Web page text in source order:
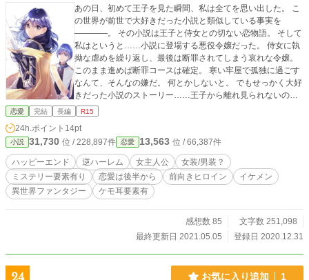
あの日、初めて王子を見た瞬間、私は全てを思い出した。 こ
の世界が前世で大好きだった小説と類似している事実を
————。 その小説は王子と侍女との切ない恋物語。 そして
私はというと……小説に登場する悪役令嬢だった。 侍女に執
拗な虐めを繰り返し、最後は断罪されてしまう哀れな令嬢。
このまま進めば断罪コースは確定。 寒い牢屋で孤独に過ごす
なんて、そんなの嫌だ。 何とかしないと。 でもせっかく大好
きだった小説のストーリー……王子から離れ見られないのは
悲しい。 そう思い飛び出した言葉が、王子の護衛騎士へ志願
の騎士がいないこの世界で、初の女騎士になるべく奮闘して
いきます。 そんな小説の世界に転生した令嬢の恋物語。 ●表
紙イラスト:San+様(Twitterアカウント@San_plus_) ●毎日21
時更新(サクサク進みます) ●全四部構成:133話完結+おまけ(20
21年4月2日 21時完結) (第一章16話完結/第二章44話完結/第
三章78話完結/第四章133話で完結)。
恋愛 完結 長編 R15
24h.ポイント 14pt
小説 31,730 位 / 228,897件 恋愛 13,563 位 / 66,387件
ハッピーエンド 逆ハーレム 女主人公
女装/男装？
ミステリー要素有り
恋愛は後半から 前向きヒロイン
イケメン
異世界ファンタジー
ケモ耳要素有
感想数 85
文字数 251,098
最終更新日 2021.05.05
登録日 2020.12.31
24 お気に入り追加 1